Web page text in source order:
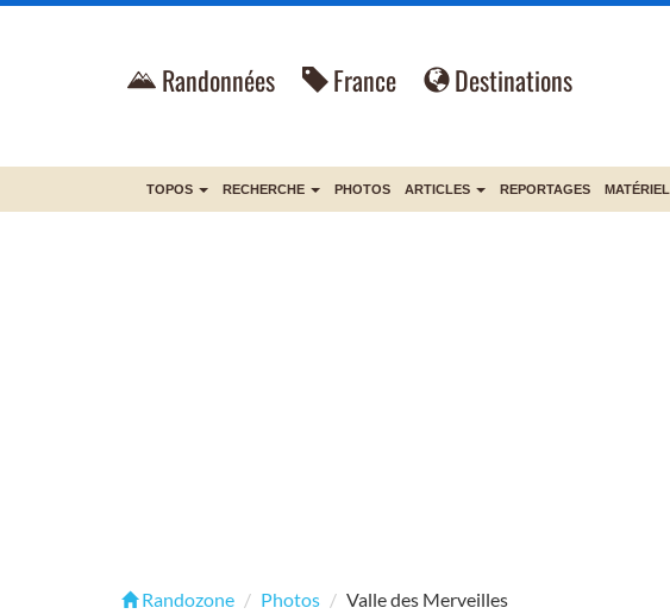
Randonnées France Destinations
TOPOS RECHERCHE PHOTOS ARTICLES REPORTAGES MATÉRIEL
Randozone Photos Valle des Merveilles